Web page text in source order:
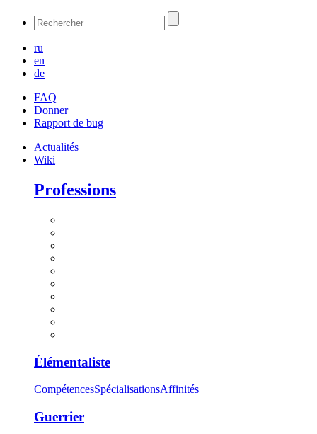
ru
en
de
FAQ
Donner
Rapport de bug
Actualités
Wiki
Professions
Élémentaliste
CompétencesSpécialisationsAffinités
Guerrier